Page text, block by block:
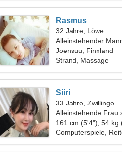
Rasmus
32 Jahre, Löwe
Alleinstehender
Joensuu, Finnland
Strand, Massage
Siiri
33 Jahre, Zwillinge
Alleinstehende Frau
161 cm (5'4"), 54 kg
Computerspiele,